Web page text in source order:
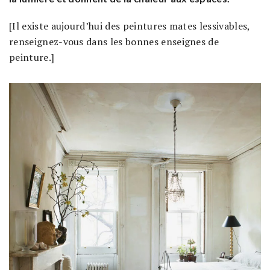
[Il existe aujourd’hui des peintures mates lessivables,
renseignez-vous dans les bonnes enseignes de
peinture.]